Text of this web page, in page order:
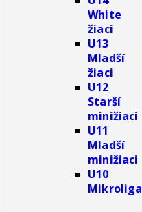
White
žiaci
U13
Mladší
žiaci
U12
Starší
minižiaci
U11
Mladší
minižiaci
U10
Mikroliga